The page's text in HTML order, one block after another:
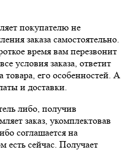
покупателю не
заказа самостоятельно.
время вам перезвонит
условия заказа, ответит
товара, его особенностей. А
и доставки.
либо, получив
заказ, укомплектовав
соглашается на
есть сейчас. Получает